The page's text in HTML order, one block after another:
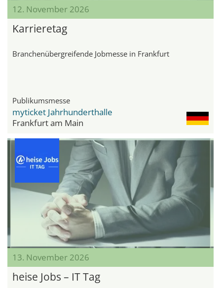
12. November 2026
Karrieretag
Branchenübergreifende Jobmesse in Frankfurt
Publikumsmesse
myticket Jahrhunderthalle
Frankfurt am Main
13. November 2026
heise Jobs – IT Tag